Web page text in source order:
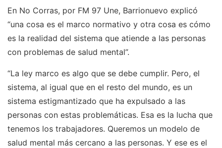
En No Corras, por FM 97 Une, Barrionuevo explicó
“una cosa es el marco normativo y otra cosa es cómo
es la realidad del sistema que atiende a las personas
con problemas de salud mental”.
“La ley marco es algo que se debe cumplir. Pero, el
sistema, al igual que en el resto del mundo, es un
sistema estigmantizado que ha expulsado a las
personas con estas problemáticas. Esa es la lucha que
tenemos los trabajadores. Queremos un modelo de
salud mental más cercano a las personas. Y ese es el